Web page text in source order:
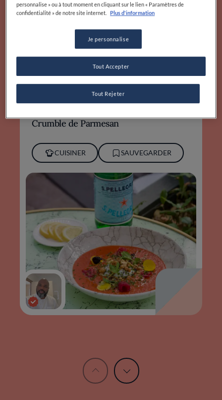
Nous parlons de Thierry
1H 20MIN
Crumble de Parmesan
CUISINER SAUVEGARDER
5 astuces pour un gaspacho parfait
LIRE SAUVEGARDER
personnalise » ou à tout moment en cliquant sur le lien « Paramètres de
confidentialité » de notre site internet.
Plus d'information
Je personnalise
Tout Rejeter
Tout Accepter